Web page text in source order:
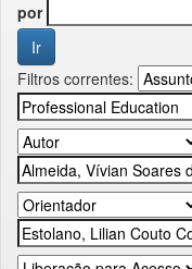
por
Filtros correntes: